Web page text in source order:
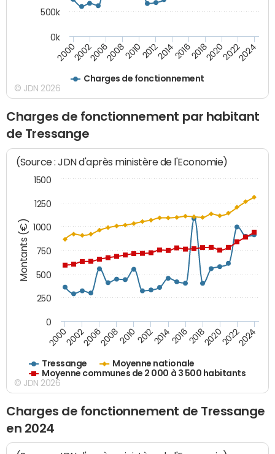
Charges de fonctionnement
200020022006200820102012201420162018202020222024
0k
500k
© JDN 2026
Charges de fonctionnement par habitant
de Tressange
Montants (€)
(Source : JDN d'après ministère de l'Economie)
Tressange
Moyenne nationale
Moyenne communes de 2 000 à 3 500 habitants
200020022006200820102012201420162018202020222024
0
250
500
750
1000
1250
1500
© JDN 2026
Charges de fonctionnement de Tressange
en 2024